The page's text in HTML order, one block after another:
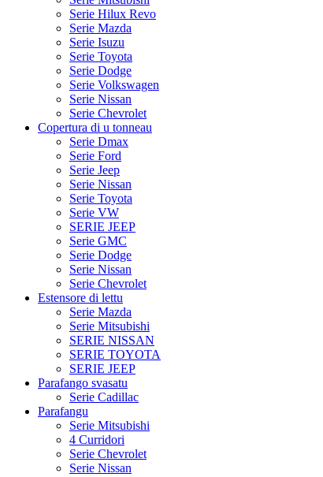
Serie Hilux Revo
Serie Mazda
Serie Isuzu
Serie Toyota
Serie Dodge
Serie Volkswagen
Serie Nissan
Serie Chevrolet
Copertura di u tonneau
Serie Dmax
Serie Ford
Serie Jeep
Serie Nissan
Serie Toyota
Serie VW
SERIE JEEP
Serie GMC
Serie Dodge
Serie Nissan
Serie Chevrolet
Estensore di lettu
Serie Mazda
Serie Mitsubishi
SERIE NISSAN
SERIE TOYOTA
SERIE JEEP
Parafango svasatu
Serie Cadillac
Parafangu
Serie Mitsubishi
4 Curridori
Serie Chevrolet
Serie Nissan